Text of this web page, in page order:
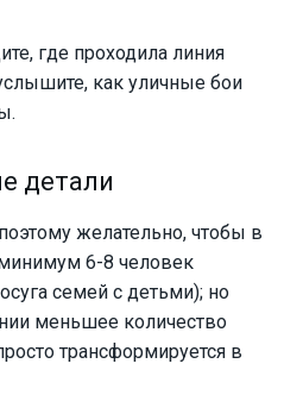
где проходила линия
как уличные бои
детали
желательно, чтобы в
6-8 человек
семей с детьми); но
меньшее количество
трансформируется в